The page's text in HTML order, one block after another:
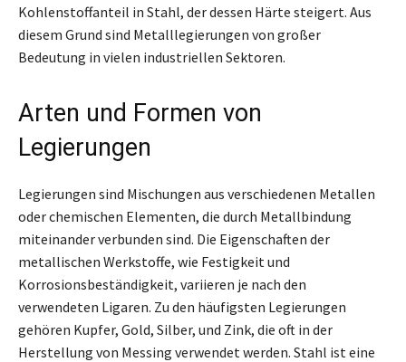
Kohlenstoffanteil in Stahl, der dessen Härte steigert. Aus
diesem Grund sind Metalllegierungen von großer
Bedeutung in vielen industriellen Sektoren.
Arten und Formen von
Legierungen
Legierungen sind Mischungen aus verschiedenen Metallen
oder chemischen Elementen, die durch Metallbindung
miteinander verbunden sind. Die Eigenschaften der
metallischen Werkstoffe, wie Festigkeit und
Korrosionsbeständigkeit, variieren je nach den
verwendeten Ligaren. Zu den häufigsten Legierungen
gehören Kupfer, Gold, Silber, und Zink, die oft in der
Herstellung von Messing verwendet werden. Stahl ist eine